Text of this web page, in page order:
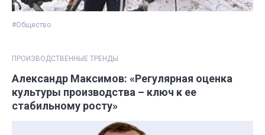
#Общество
ПРОИЗВОДСТВЕННЫЕ ТРЕНДЫ
Александр Максимов: «Регулярная оценка
культуры производства – ключ к ее
стабильному росту»